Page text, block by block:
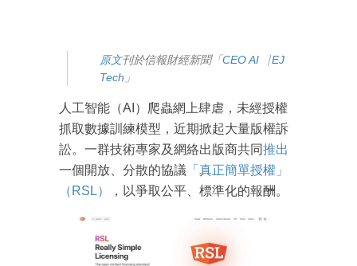
原文刊於信報財經新聞「CEO AI⎹ EJ
Tech 」
人工智能（AI）爬蟲網上肆虐，未經授權
抓取數據訓練模型，近期掀起大量版權訴
訟。一群技術專家及網絡出版商共同推出
一個開放、分散的協議 「真正簡單授權」
（RSL）
，以爭取公平、標準化的報酬。